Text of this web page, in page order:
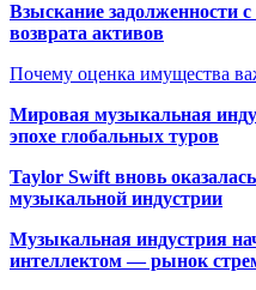
Взыскание задолженности
возврата активов
Почему оценка имущества
Мировая музыкальная
эпохе глобальных туров
Taylor Swift вновь
музыкальной индустрии
Музыкальная индустрия
интеллектом — рынок